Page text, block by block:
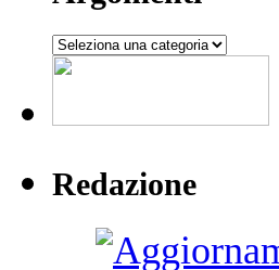
Argomenti
Redazione